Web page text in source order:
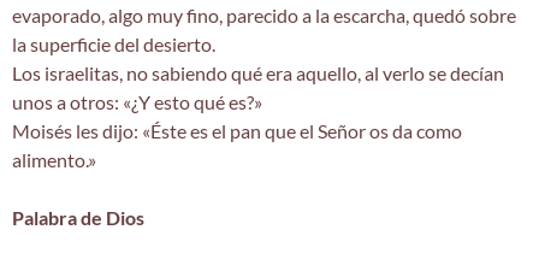
evaporado, algo muy fino, parecido a la escarcha, quedó sobre
la superficie del desierto.
Los israelitas, no sabiendo qué era aquello, al verlo se decían
unos a otros: «¿Y esto qué es?»
Moisés les dijo: «Éste es el pan que el Señor os da como
alimento.»
Palabra de Dios